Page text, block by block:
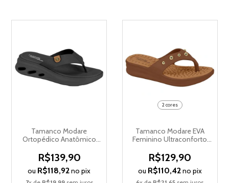
Tamanco Modare
Ortopédico Anatômico
7215.101.30349
R$139,90
ou R$118,92no pix
2 cores
Tamanco Modare EVA
Feminino Ultraconforto
R$129,90
ou R$110,42no pix